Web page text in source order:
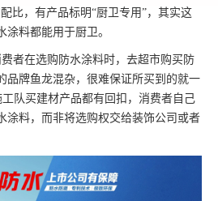
比，有产品标明“厨卫专用”，其实这
涂料都能用于厨卫。
者在选购防水涂料时，去超市购买防
品牌鱼龙混杂，很难保证所买到的就一
队买建材产品都有回扣，消费者自己
涂料，而非将选购权交给装饰公司或者